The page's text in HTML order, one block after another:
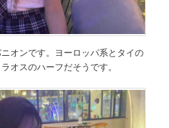
オンです。ヨーロッパ系とタイの
オスのハーフだそうです。